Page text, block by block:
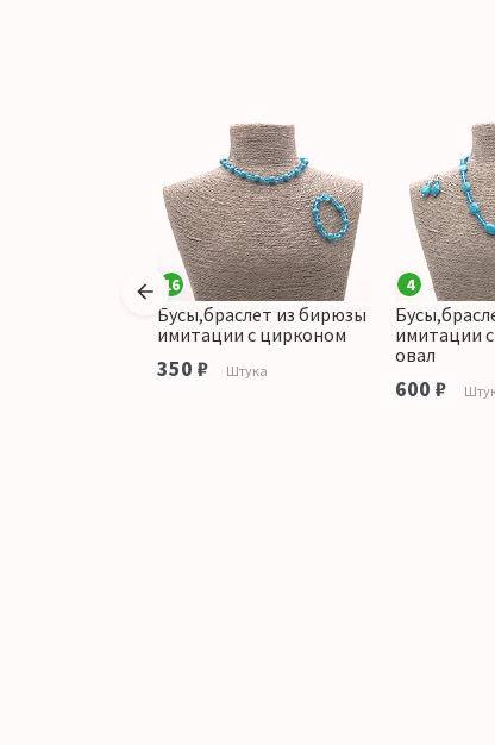
16
Бусы,браслет из бирюзы
имитации с цирконом
350 ₽ Штука
4
имитации
овал
600 ₽